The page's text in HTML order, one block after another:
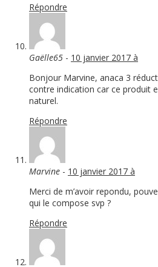
Répondre
Gaëlle65 - 10 janvier 2017 à
Bonjour Marvine, anaca 3
contre indication car ce produit
naturel.
Répondre
Marvine - 10 janvier 2017 à
Merci de m’avoir repondu,
qui le compose svp ?
Répondre